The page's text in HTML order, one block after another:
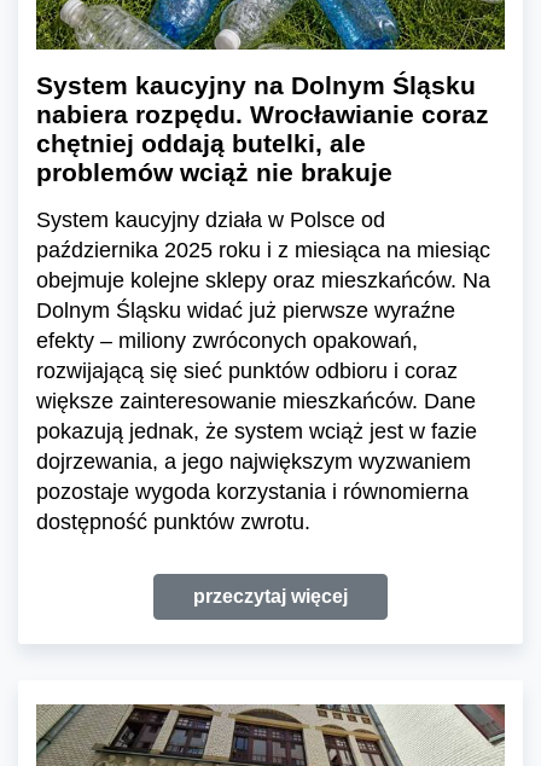
System kaucyjny na Dolnym Śląsku
nabiera rozpędu. Wrocławianie coraz
chętniej oddają butelki, ale
problemów wciąż nie brakuje
System kaucyjny działa w Polsce od
października 2025 roku i z miesiąca na miesiąc
obejmuje kolejne sklepy oraz mieszkańców. Na
Dolnym Śląsku widać już pierwsze wyraźne
efekty – miliony zwróconych opakowań,
rozwijającą się sieć punktów odbioru i coraz
większe zainteresowanie mieszkańców. Dane
pokazują jednak, że system wciąż jest w fazie
dojrzewania, a jego największym wyzwaniem
pozostaje wygoda korzystania i równomierna
dostępność punktów zwrotu.
przeczytaj więcej